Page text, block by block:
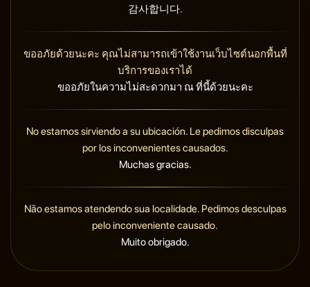
감사합니다.
ขออภัยด้วยนะคะ คุณไม่สามารถเข้าใช้งานเว็บไซต์นอกพื้นที่
บริการของเราได้
ขออภัยในความไม่สะดวกมา ณ ที่นี้ด้วยนะคะ
No estamos sirviendo a su ubicación. Le pedimos disculpas
por los inconvenientes causados.
Muchas gracias.
Não estamos atendendo sua localidade. Pedimos desculpas
pelo inconveniente causado.
Muito obrigado.